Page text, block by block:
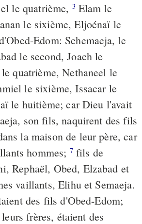
le quatrième, 3 Elam le
le sixième, Eljoénaï le
Edom: Schemaeja, le
le second, Joach le
quatrième, Nethaneel le
le sixième, Issacar le
le huitième; car Dieu l'avait
son fils, naquirent des fils
la maison de leur père, car
hommes; 7fils de
Rephaël, Obed, Elzabad et
vaillants, Elihu et Semaeja.
des fils d'Obed-Edom;
frères, étaient des